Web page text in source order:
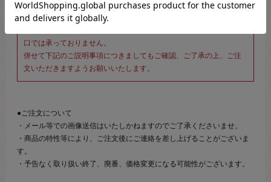
をご確認いただいた上でご注文いただけるページです。
そのため、商品画像および詳細は記載しておりません。
口では承っておりません。
併せて下記のご説明事項につきましてもご確認、ご了承の上、ご注
文いただきますようお願いいたします。
●ご注文について
・メール等での画像送信はいたしかねますのでご了承くださいませ。
・商品の特性等により、ご注文後にご連絡を差し上げることがございま
す。
・予告なく取り扱い終了、廃番、価格変更になる可能性がございます。